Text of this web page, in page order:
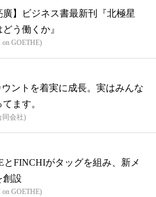
廣】ビジネス書最新刊『北極星
う働くか』
GOETHE)
ウントを着実に成長。実はみんな
ます。
同会社)
とFINCHIがタッグを組み、新メ
創設
GOETHE)